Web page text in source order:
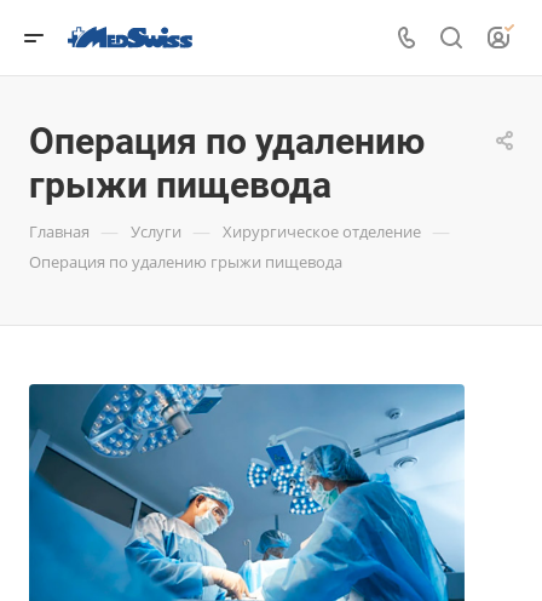
Операция по удалению
грыжи пищевода
Главная — Услуги — Хирургическое отделение —
Операция по удалению грыжи пищевода